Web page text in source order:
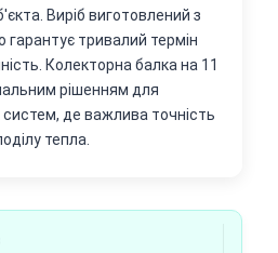
Виріб виготовлений з
гарантує тривалий термін
Колекторна балка на 11
рішенням для
де важлива точність
тепла.